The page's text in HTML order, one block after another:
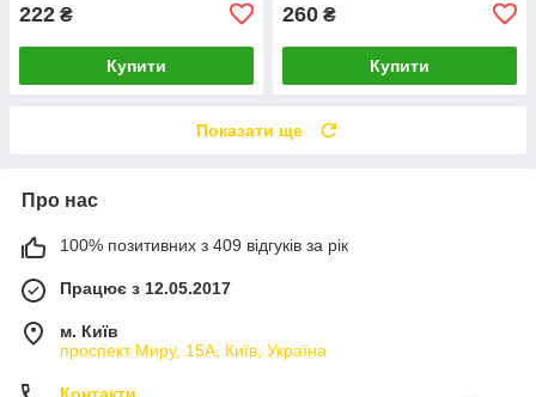
222 ₴
Купити
260 ₴
Купити
Показати ще
Про нас
100% позитивних з 409 відгуків за рік
Працює з 12.05.2017
м. Київ
проспект Миру, 15А, Київ, Україна